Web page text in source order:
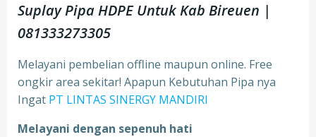
Suplay Pipa HDPE Untuk Kab Bireuen |
081333273305
Melayani pembelian offline maupun online. Free
ongkir area sekitar! Apapun Kebutuhan Pipa nya
Ingat PT LINTAS SINERGY MANDIRI
Melayani dengan sepenuh hati